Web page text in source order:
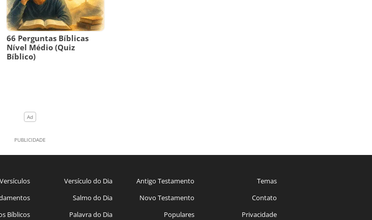
66 Perguntas Bíblicas
Nível Médio (Quiz
Bíblico)
Versículos
Bíblicos
Versículo do Dia
Salmo do Dia
Palavra do Dia
Antigo Testamento
Novo Testamento
Populares
Temas
Contato
Privacidade